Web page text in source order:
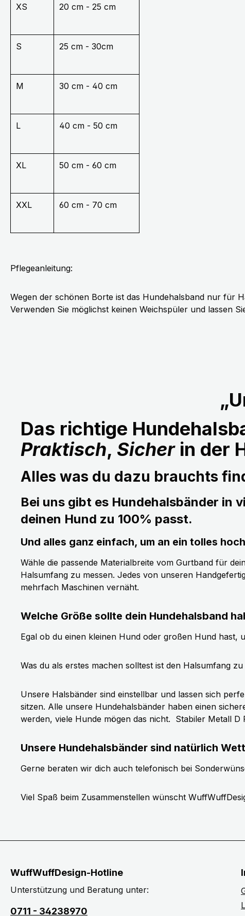
XS 20 cm - 25 cm
S 25 cm - 30cm
M 30 cm - 40 cm
L 40 cm - 50 cm
XL 50 cm - 60 cm
XXL 60 cm - 70 cm
Pflegeanleitung:
Wegen der schönen Borte ist das Hundehalsband nur für
Verwenden Sie möglichst keinen Weichspüler und lassen
Das richtige
Praktisch, Sicherin der
Alles was du dazu brauchts
Bei uns gibt es Hundehalsbänder in
deinen Hund zu 100% passt.
Und alles ganz einfach, um an ein tolles
Wähle die passende Materialbreite vom Gurtband für
Halsumfang zu messen. Jedes von unseren
mehrfach Maschinen vernäht.
Welche Größe sollte dein Hundehalsband
Egal ob du einen kleinen Hund oder großen Hund hast,
Was du als erstes machen solltest ist den Halsumfang
Unsere Halsbänder sind einstellbar und lassen sich
sitzen. Alle unsere Hundehalsbänder haben einen
werden, viele Hunde mögen das nicht. Stabiler Metall D
Unsere Hundehalsbänder sind natürlich
Gerne beraten wir dich auch telefonisch bei
Viel Spaß beim Zusammenstellen wünscht
WuffWuffDesign-Hotline
Unterstützung und Beratung unter:
0711 - 34238970